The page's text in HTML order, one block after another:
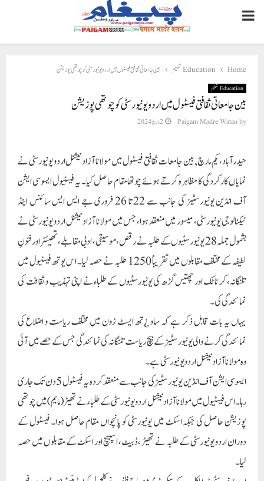
PRIMARY
MENU
Home Education تعلیم بین جامعاتی ثقافتی فیسٹول میں اردو یونیورسٹی کو چوتھی پوزیشن
Education تعلیم
بین جامعاتی ثقافتی فیسٹول میں اردو یونیورسٹی کو چوتھی پوزیشن
by
Paigam Madre Watan 2 مارچ 2024
حیدرآباد، یکم مارچ, بین جامعات ثقافتی فیسٹول میں مولانا آزاد نیشنل اردو یونیورسٹی نے
نمایاں کارکردگی کا مظاہرہ کرتے ہوئے چوتھا مقام حاصل کیا۔ یہ فیسٹیول ایسوسی ایشن
آف انڈین یونیورسٹیز کی جانب سے 22 تا 26 فروری جے ایس ایس سائنس اینڈ
ٹیکنالوجی یونیورسٹی، میسور میں منعقد ہوا، جس میں مولانا آزاد نیشنل اردو یونیورسٹی نے
بشمول جملہ 28 یونیورسٹیوں کے طلبہ نے رقص، موسیقی، ادبی مقابلے، تھیئٹر اور فنونِ
لطیفہ کے مختلف مقابلوں میں تقریباً 1250 طلبہ نے حصہ لیا۔ اس یوتھ فیسٹیول میں
تلنگانہ، کر ناٹک اور چھتیس گڑھ کی یونیورسٹیوں کے طلباءنے اپنی تہذیب و ثقافت کی
نمائندگی کی۔
یہاں یہ بات قابل ذکر ہے کہ ساو ¿تھ ایسٹ زون میں مختلف ریاست و اضلاع کی
نمائندگی کرنے والی یونیورسٹیز کے بیچ ریاست تلنگانہ کی نمائندگی جس کے حصے میں آئی
وہ مولانا آزاد نیشنل اردو یونیورسٹی ہے۔
ایسوسی ایشن آف انڈین یونیورسٹیز کی جانب سے منعقد کردہ یہ فیسٹول 5 دن تک جاری
رہا۔ اس فیسٹیول میں مولانا آزاد نیشنل اردو یونیورسٹی کے طلباءنے تھیٹر (مایم) میں چوتھی
پوزیشن حاصل کی جبکہ اسکٹ میں یونیورسٹی کو پانچواں مقام حاصل ہوا۔ فیسٹول کے
دوران اردو یونیورسٹی کے طلبہ نے تھیٹر ، ڈبیٹ، اسپیچ اور اسکٹ کے مقابلوں میں حصہ
لیا۔